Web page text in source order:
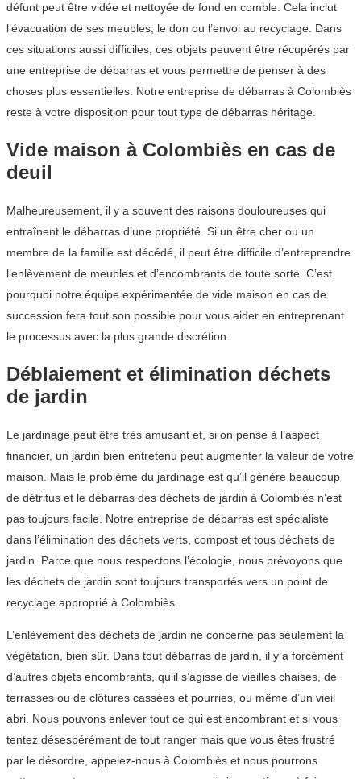
défunt peut être vidée et nettoyée de fond en comble. Cela inclut
l’évacuation de ses meubles, le don ou l’envoi au recyclage. Dans
ces situations aussi difficiles, ces objets peuvent être récupérés par
une entreprise de débarras et vous permettre de penser à des
choses plus essentielles. Notre entreprise de débarras à Colombiès
reste à votre disposition pour tout type de débarras héritage.
Vide maison à Colombiès en cas de
deuil
Malheureusement, il y a souvent des raisons douloureuses qui
entraînent le débarras d’une propriété. Si un être cher ou un
membre de la famille est décédé, il peut être difficile d’entreprendre
l’enlèvement de meubles et d’encombrants de toute sorte. C’est
pourquoi notre équipe expérimentée de vide maison en cas de
succession fera tout son possible pour vous aider en entreprenant
le processus avec la plus grande discrétion.
Déblaiement et élimination déchets
de jardin
Le jardinage peut être très amusant et, si on pense à l’aspect
financier, un jardin bien entretenu peut augmenter la valeur de votre
maison. Mais le problème du jardinage est qu’il génère beaucoup
de détritus et le débarras des déchets de jardin à Colombiès n’est
pas toujours facile. Notre entreprise de débarras est spécialiste
dans l’élimination des déchets verts, compost et tous déchets de
jardin. Parce que nous respectons l’écologie, nous prévoyons que
les déchets de jardin sont toujours transportés vers un point de
recyclage approprié à Colombiès.
L’enlèvement des déchets de jardin ne concerne pas seulement la
végétation, bien sûr. Dans tout débarras de jardin, il y a forcément
d’autres objets encombrants, qu’il s’agisse de vieilles chaises, de
terrasses ou de clôtures cassées et pourries, ou même d’un vieil
abri. Nous pouvons enlever tout ce qui est encombrant et si vous
tentez désespérément de tout ranger mais que vous êtes frustré
par le désordre, appelez-nous à Colombiès et nous pourrons